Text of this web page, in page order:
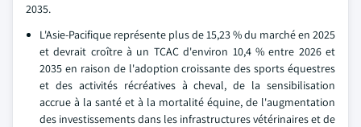
2035.
L'Asie-Pacifique représente plus de 15,23 % du marché en 2025
et devrait croître à un TCAC d'environ 10,4 % entre 2026 et
2035 en raison de l'adoption croissante des sports équestres
et des activités récréatives à cheval, de la sensibilisation
accrue à la santé et à la mortalité équine, de l'augmentation
des investissements dans les infrastructures vétérinaires et de